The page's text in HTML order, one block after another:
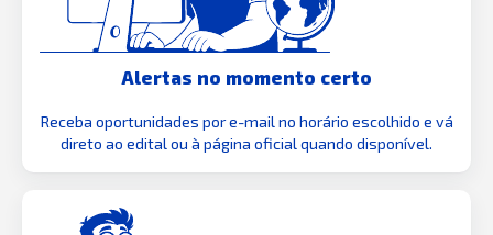
Alertas no momento certo
Receba oportunidades por e-mail no horário escolhido e vá
direto ao edital ou à página oficial quando disponível.